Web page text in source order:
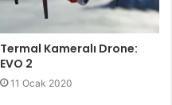
Termal Kameralı Drone:
EVO 2
11 Ocak 2020